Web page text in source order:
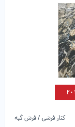
کنار فرشی / فرش گبه